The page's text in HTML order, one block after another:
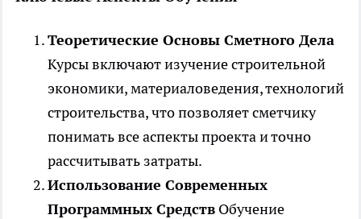
Теоретические Основы Сметного Дела
Курсы включают изучение строительной
экономики, материаловедения, технологий
строительства, что позволяет сметчику
понимать все аспекты проекта и точно
рассчитывать затраты.
Использование Современных
Программных Средств Обучение